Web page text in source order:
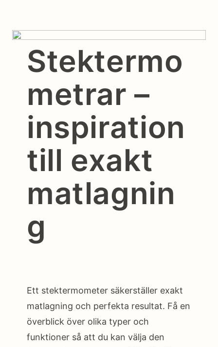
Stektermo
metrar –
inspiration
till exakt
matlagnin
g
Ett stektermometer säkerställer exakt
matlagning och perfekta resultat. Få en
överblick över olika typer och
funktioner så att du kan välja den